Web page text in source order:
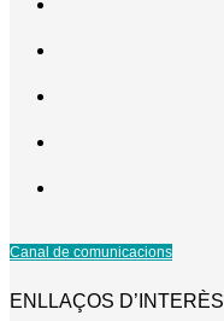
Canal de comunicacions
ENLLAÇOS D’INTERÈS